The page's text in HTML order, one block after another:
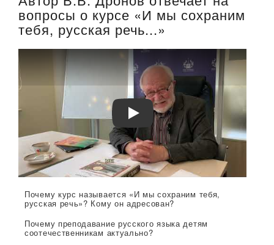
вопросы о курсе «И мы сохраним
тебя, русская речь...»
Автор В.В.Дронов подробно о
Почему курс называется «И мы сохраним тебя,
русская речь»? Кому он адресован?
Почему преподавание русского языка детям
соотечественникам актуально?